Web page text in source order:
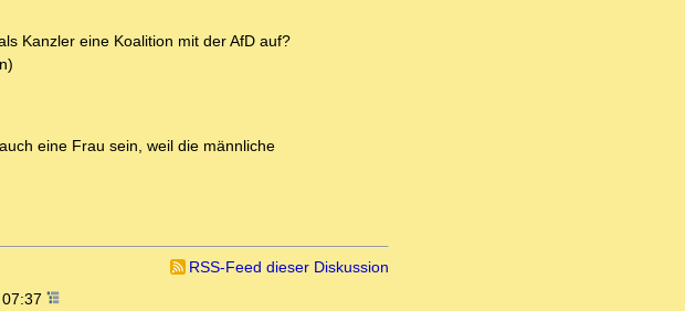
Kanzler eine Koalition mit der AfD auf?
eine Frau sein, weil die männliche
RSS-Feed dieser Diskussion